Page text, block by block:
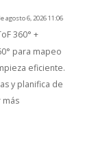
agosto 6, 2026 11:06
360° +
para mapeo
eficiente.
y planifica de
más